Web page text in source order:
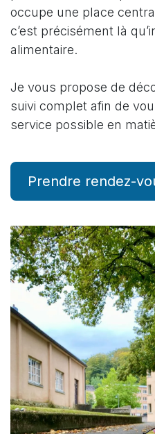
occupe une place
c’est précisément là
alimentaire.
Je vous propose de
suivi complet afin de
service possible en
Prendre rendez-